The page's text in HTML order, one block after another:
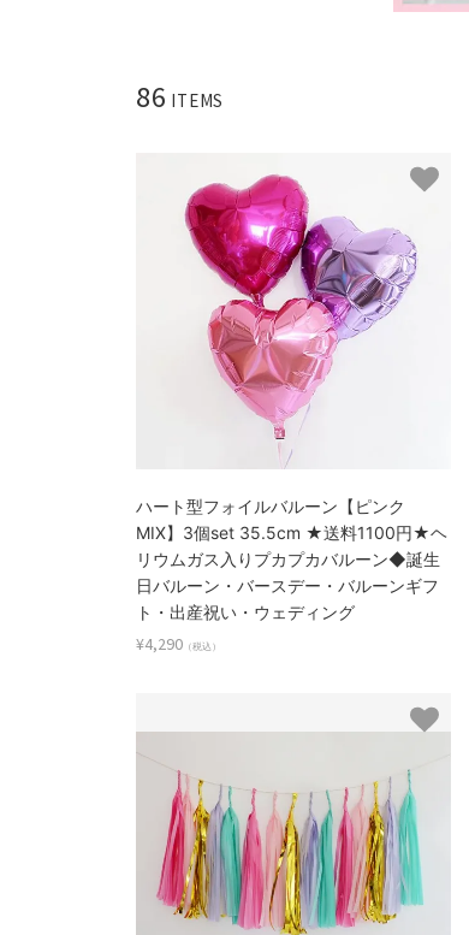
86 ITEMS
ハート型フォイルバルーン【ピンク
MIX】3個set 35.5cm ★送料1100円★ヘ
リウムガス入りプカプカバルーン◆誕生
日バルーン・バースデー・バルーンギフ
ト・出産祝い・ウェディング
¥4,290 （税込）